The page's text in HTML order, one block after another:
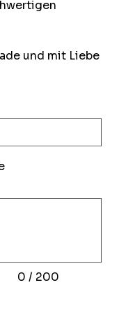
und mit Liebe
0 / 200